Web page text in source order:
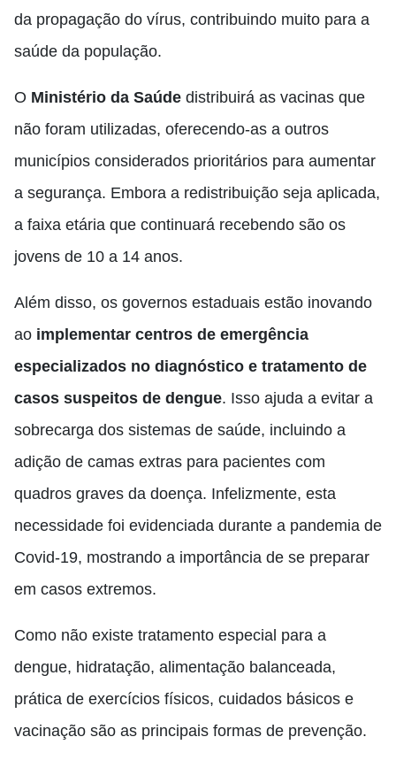
da propagação do vírus, contribuindo muito para a
saúde da população.
O Ministério da Saúde distribuirá as vacinas que
não foram utilizadas, oferecendo-as a outros
municípios considerados prioritários para aumentar
a segurança. Embora a redistribuição seja aplicada,
a faixa etária que continuará recebendo são os
jovens de 10 a 14 anos.
Além disso, os governos estaduais estão inovando
ao implementar centros de emergência
especializados no diagnóstico e tratamento de
casos suspeitos de dengue. Isso ajuda a evitar a
sobrecarga dos sistemas de saúde, incluindo a
adição de camas extras para pacientes com
quadros graves da doença. Infelizmente, esta
necessidade foi evidenciada durante a pandemia de
Covid-19, mostrando a importância de se preparar
em casos extremos.
Como não existe tratamento especial para a
dengue, hidratação, alimentação balanceada,
prática de exercícios físicos, cuidados básicos e
vacinação são as principais formas de prevenção.